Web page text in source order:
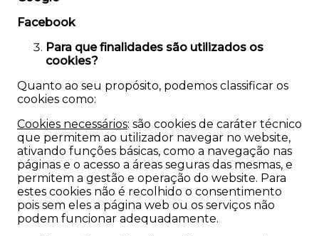
Facebook
Para que finalidades são utilizados os
cookies?
Quanto ao seu propósito, podemos classificar os
cookies como:
Cookies necessários: são cookies de caráter técnico
que permitem ao utilizador navegar no website,
ativando funções básicas, como a navegação nas
páginas e o acesso a áreas seguras das mesmas, e
permitem a gestão e operação do website. Para
estes cookies não é recolhido o consentimento
pois sem eles a página web ou os serviços não
podem funcionar adequadamente.